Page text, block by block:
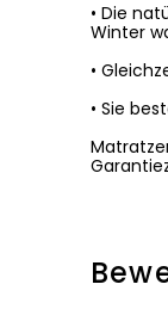
• Die
Winter
•
• Sie